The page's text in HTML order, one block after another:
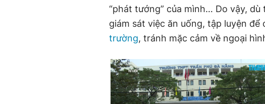
“phát tướng” của mình… Do vậy,
giám sát việc ăn uống, tập luyện
trường, tránh mặc cảm về ngoại